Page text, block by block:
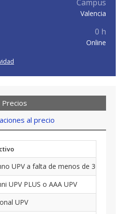
Campus
Valencia
0 h
Online
Precios
al precio
UPV a falta de menos de 30
UPV PLUS o AAA UPV
UPV